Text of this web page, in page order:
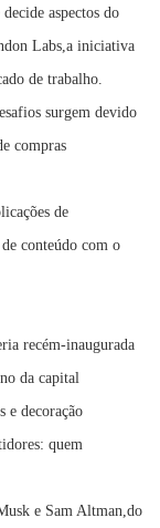
aspectos do
Labs,a iniciativa
de trabalho.
surgem devido
compras
de
conteúdo com o
recém-inaugurada
da capital
e decoração
quem
e Sam Altman,do